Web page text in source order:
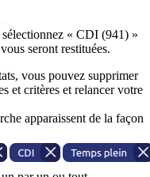
« CDI (941) »
seront restituées.
vous pouvez supprimer
et critères et relancer votre
apparaissent de la façon